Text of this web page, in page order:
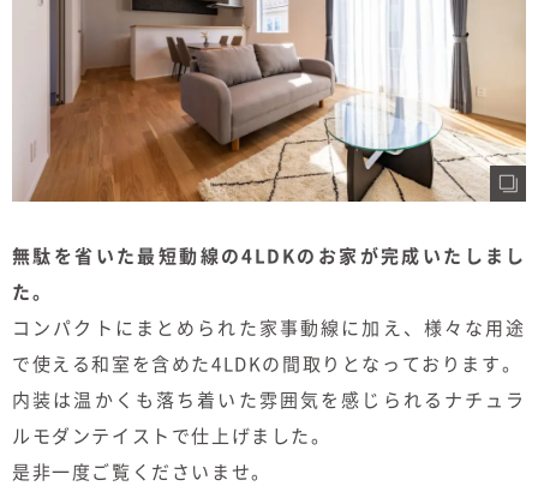
ニュース
イベント
オーナー様Q&A
お電話での
お問い合わ
せ
0120-37-
1806
無駄を省いた最短動線の4LDKのお家が完成いたしまし
た。
コンパクトにまとめられた家事動線に加え、様々な用途
で使える和室を含めた4LDKの間取りとなっております。
内装は温かくも落ち着いた雰囲気を感じられるナチュラ
ルモダンテイストで仕上げました。
是非一度ご覧くださいませ。